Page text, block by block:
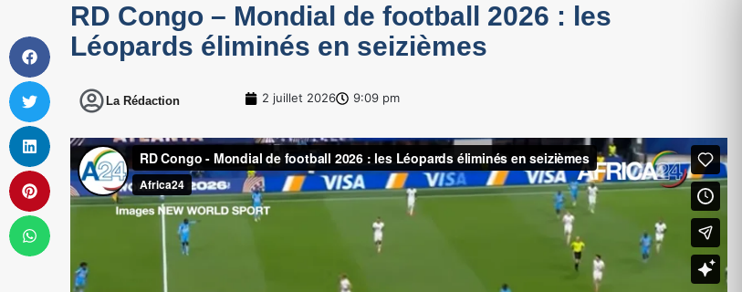
RD Congo – Mondial de football 2026 : les
Léopards éliminés en seizièmes
La Rédaction 2 juillet 2026 9:09 pm